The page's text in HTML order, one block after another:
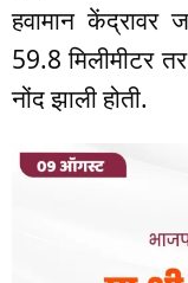
हवामान केंद्रावर
59.8 मिलीमीटर
नोंद झाली होती.